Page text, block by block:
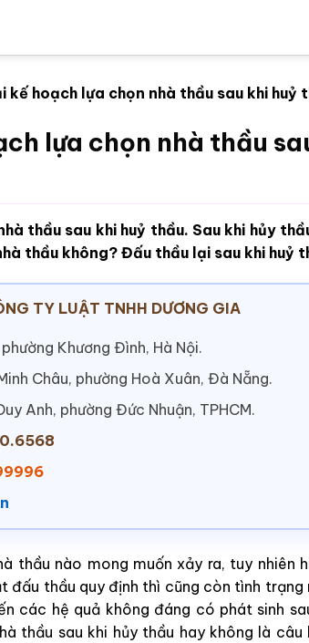
kế hoạch lựa chọn nhà thầu sau khi huỷ
lựa chọn nhà thầu
thầu sau khi huỷ thầu. Sau khi hủy
thầu không? Đấu thầu lại sau khi huỷ
TY LUẬT TNHH DƯƠNG GIA
Khương Đình, Hà Nội.
Châu, phường Hoà Xuân, Đà Nẵng.
Anh, phường Đức Nhuận, TPHCM.
thầu nào mong muốn xảy ra, tuy nhiên
đấu thầu quy định thì cũng còn tình trạng
các hệ quả không đáng có phát sinh
thầu sau khi hủy thầu hay không là câu